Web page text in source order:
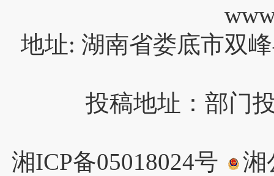
地址: 湖南省娄底市双
投稿地址：部门
湘ICP备05018024号
湘